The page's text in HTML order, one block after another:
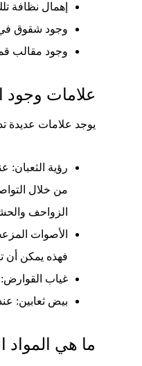
إهمال نظافة
وجود شقوق في
وجود مقالب
علامات وجود
يوجد علامات عديدة
رؤية الثعبان:
من خلال
الزواحف
الأصوات
فهذه يمكن أن
غياب القوارض:
بيض ثعابين:
ما هي